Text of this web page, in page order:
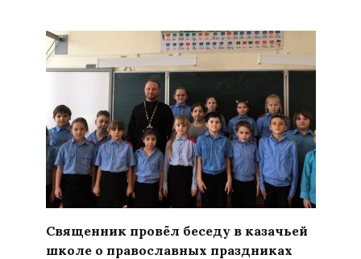
Священник провёл беседу в казачьей
школе о православных праздниках